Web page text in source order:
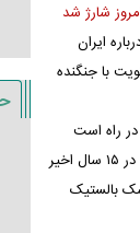
ایران
با جنگنده
در راه است
بالستیک